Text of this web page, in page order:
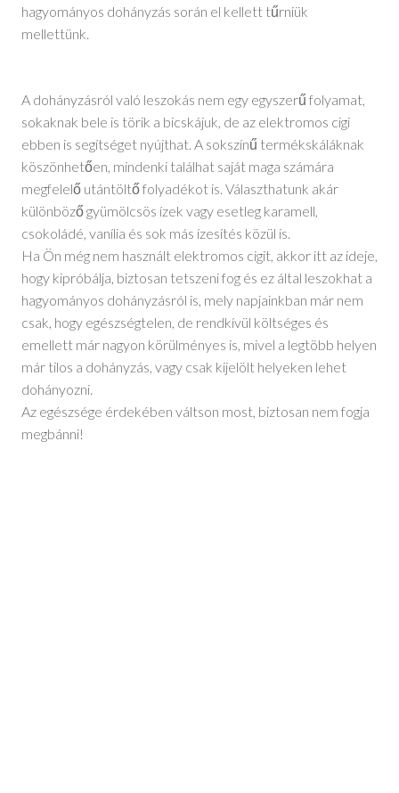
hagyományos dohányzás során el kellett tűrniük
mellettünk.
A dohányzásról való leszokás nem egy egyszerű folyamat,
sokaknak bele is törik a bicskájuk, de az elektromos cigi
ebben is segítséget nyújthat. A sokszínű termékskáláknak
köszönhetően, mindenki találhat saját maga számára
megfelelő utántöltő folyadékot is. Választhatunk akár
különböző gyümölcsös ízek vagy esetleg karamell,
csokoládé, vanília és sok más ízesítés közül is.
Ha Ön még nem használt elektromos cigit, akkor itt az ideje,
hogy kipróbálja, biztosan tetszeni fog és ez által leszokhat a
hagyományos dohányzásról is, mely napjainkban már nem
csak, hogy egészségtelen, de rendkívül költséges és
emellett már nagyon körülményes is, mivel a legtöbb helyen
már tilos a dohányzás, vagy csak kijelölt helyeken lehet
dohányozni.
Az egészsége érdekében váltson most, biztosan nem fogja
megbánni!